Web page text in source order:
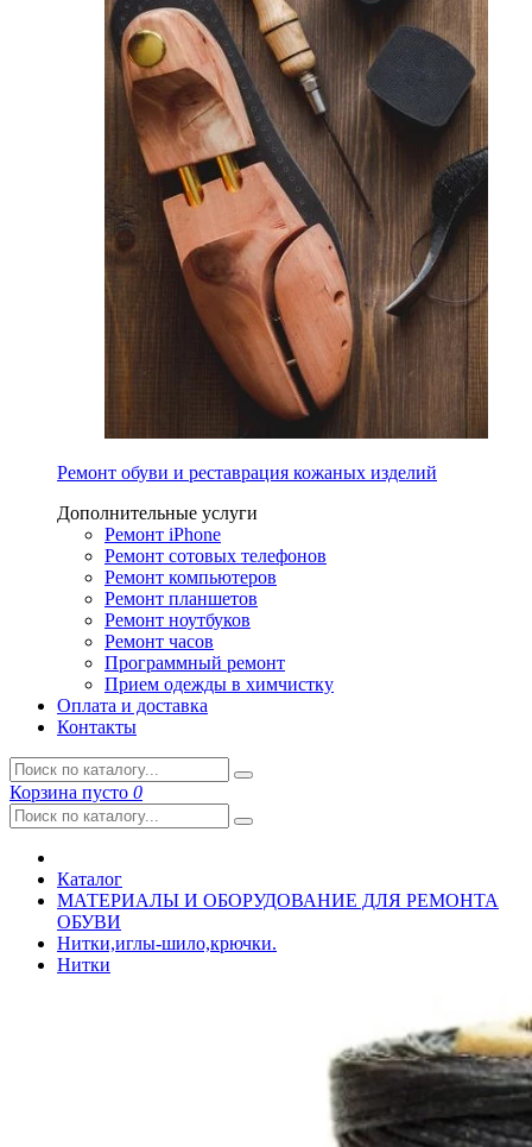
Ремонт обуви и реставрация кожаных изделий
Дополнительные услуги
Ремонт iPhone
Ремонт сотовых телефонов
Ремонт компьютеров
Ремонт планшетов
Ремонт ноутбуков
Ремонт часов
Программный ремонт
Прием одежды в химчистку
Оплата и доставка
Контакты
Корзина пусто 0
Каталог
МАТЕРИАЛЫ И ОБОРУДОВАНИЕ ДЛЯ РЕМОНТА
ОБУВИ
Нитки,иглы-шило,крючки.
Нитки